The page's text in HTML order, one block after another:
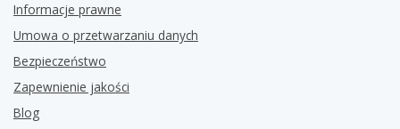
Informacje prawne
Umowa o przetwarzaniu danych
Bezpieczeństwo
Zapewnienie jakości
Blog